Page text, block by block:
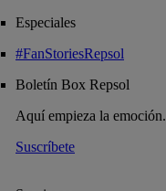
Especiales
#FanStoriesRepsol
Boletín Box Repsol
Aquí empieza la emoción.
Suscríbete